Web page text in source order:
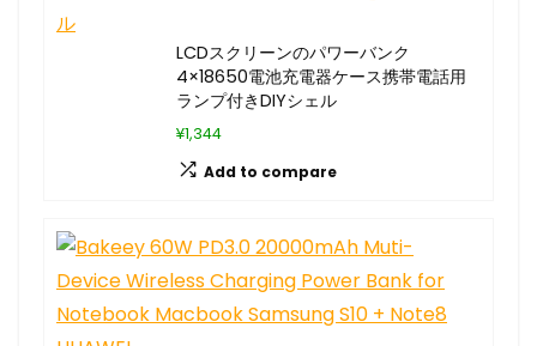
LCDスクリーンのパワーバンク
4×18650電池充電器ケース携帯電話用
ランプ付きDIYシェル
¥1,344
Add to compare